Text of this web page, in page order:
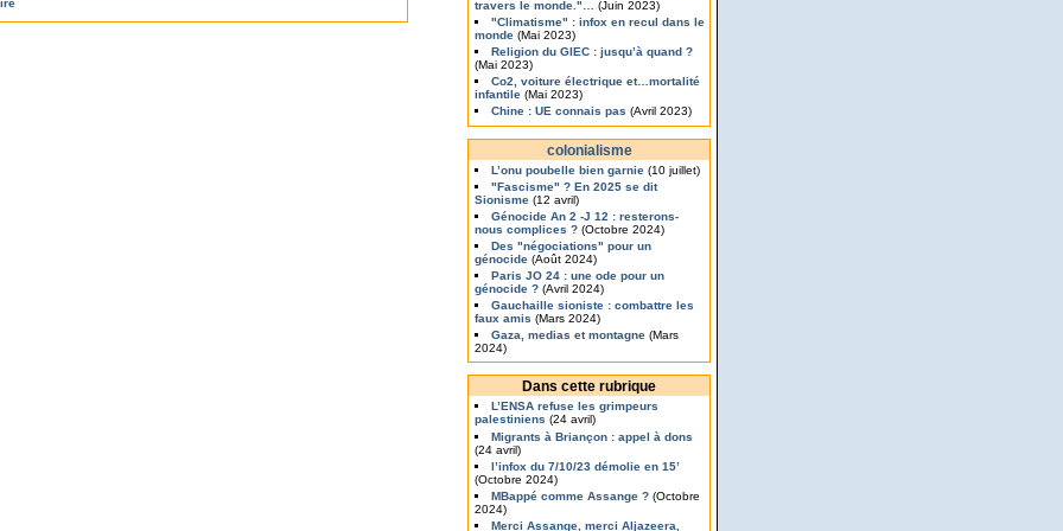
travers le monde."…
(Juin 2023)
"Climatisme" : infox en recul dans le
monde (Mai 2023)
Religion du GIEC : jusqu’à quand ?
(Mai 2023)
Co2, voiture électrique et…mortalité
infantile (Mai 2023)
Chine : UE connais pas (Avril 2023)
colonialisme
L’onu poubelle bien garnie (10 juillet)
"Fascisme" ? En 2025 se dit
Sionisme (12 avril)
Génocide An 2 -J 12 : resterons-
nous complices ? (Octobre 2024)
Des "négociations" pour un
génocide (Août 2024)
Paris JO 24 : une ode pour un
génocide ? (Avril 2024)
Gauchaille sioniste : combattre les
faux amis (Mars 2024)
Gaza, medias et montagne (Mars
2024)
Dans cette rubrique
L’ENSA refuse les grimpeurs
palestiniens (24 avril)
Migrants à Briançon : appel à dons
(24 avril)
l’infox du 7/10/23 démolie en 15’
(Octobre 2024)
MBappé comme Assange ? (Octobre
2024)
Merci Assange, merci Aljazeera,